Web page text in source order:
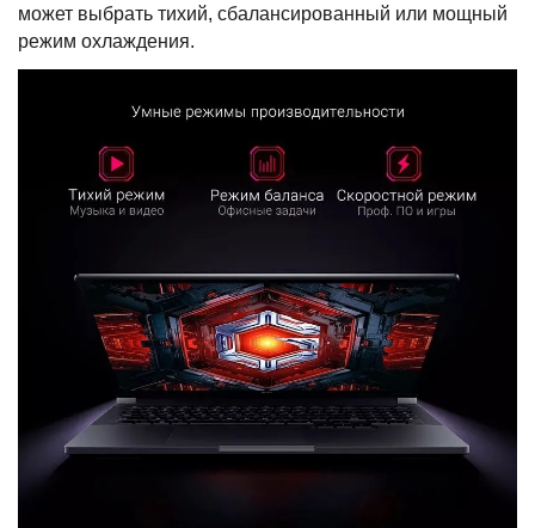
может выбрать тихий, сбалансированный или мощный
режим охлаждения.